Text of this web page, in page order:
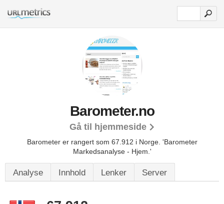
Barometer.no
Gå til hjemmeside
Barometer er rangert som 67.912 i Norge. 'Barometer
Markedsanalyse - Hjem.'
Analyse Innhold Lenker Server